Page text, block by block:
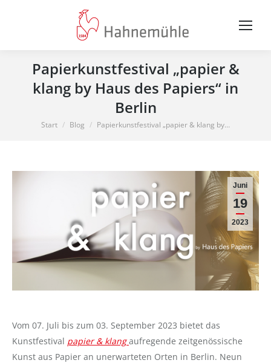
Papierkunstfestival „papier &
klang by Haus des Papiers“ in
Berlin
Sie befinden sich hier:
Start Blog Papierkunstfestival „papier & klang by…
Juni
19
2023
Vom 07. Juli bis zum 03. September 2023 bietet das
Kunstfestival papier & klangaufregende zeitgenössische
Kunst aus Papier an unerwarteten Orten in Berlin. Neun